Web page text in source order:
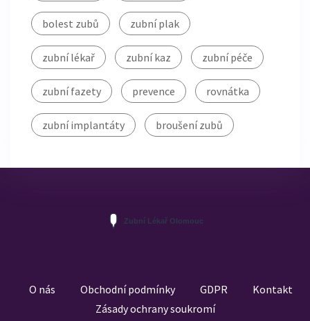
bolest zubů zubní plak
zubní lékař zubní kaz zubní péče
zubní fazety prevence rovnátka
zubní implantáty broušení zubů
O nás Obchodní podmínky GDPR
Kontakt
Zásady ochrany soukromí